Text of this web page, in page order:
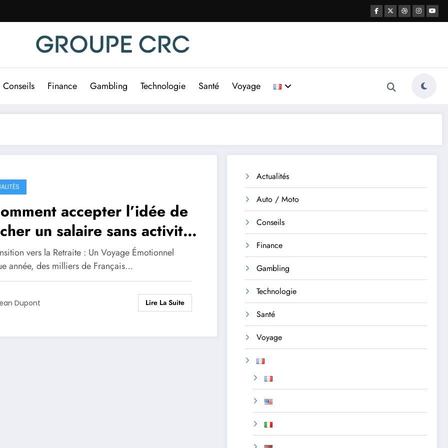
Conseils Finance Gambling Technologie Santé Voyage
accepter l’idée de
un salaire sans activité
trois néo-retraités
leur expérience
de la transition
la retraite.
vers la Retraite : Un Voyage Émotionnel
année, des milliers de Français…
Dupont Lire La Suite
Actualités
Auto / Moto
Conseils
Finance
Gambling
Technologie
Santé
Voyage